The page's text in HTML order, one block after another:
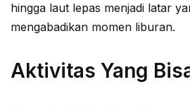
hingga laut lepas menjadi latar
mengabadikan momen liburan.
Aktivitas Yang